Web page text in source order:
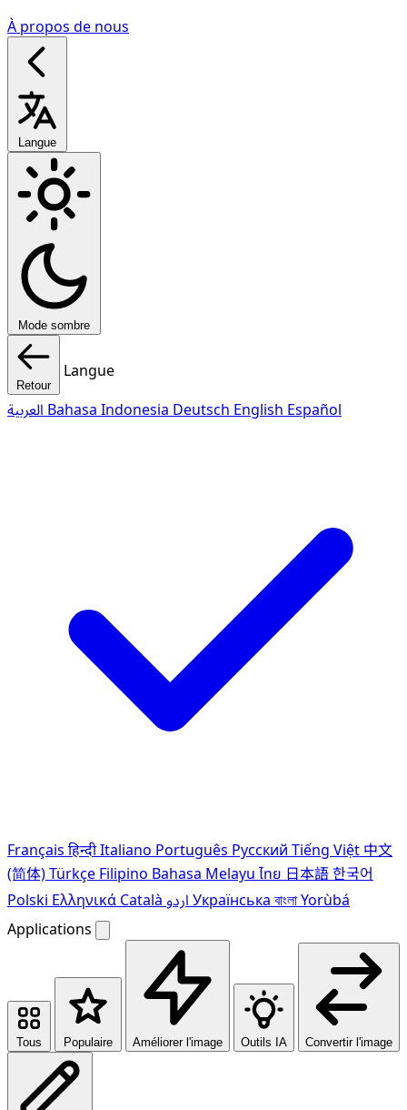
À propos de nous
Langue
Mode sombre
Retour
Langue
Bahasa Indonesia Deutsch English Español
Français हिन्दीItaliano Português Pусский Tiếng Việt 中文
(简体)Türkçe Filipino Bahasa Melayu ไทย 日本語한국어
Polski Ελληνικά Català Українська বাংলাYorùbá
Applications
Tous Populaire Améliorer l'image Outils IA Convertir l'image